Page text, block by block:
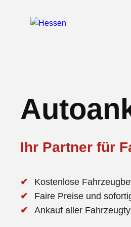
Ihr Partner für
Kostenlose
Faire Preise und
Ankauf aller